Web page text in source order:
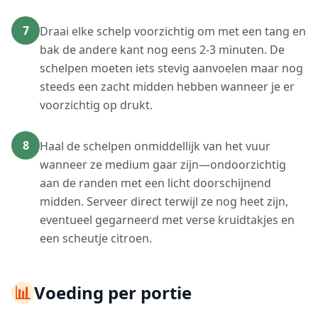
7
Draai elke schelp voorzichtig om met een tang en
bak de andere kant nog eens 2-3 minuten. De
schelpen moeten iets stevig aanvoelen maar nog
steeds een zacht midden hebben wanneer je er
voorzichtig op drukt.
8
Haal de schelpen onmiddellijk van het vuur
wanneer ze medium gaar zijn—ondoorzichtig
aan de randen met een licht doorschijnend
midden. Serveer direct terwijl ze nog heet zijn,
eventueel gegarneerd met verse kruidtakjes en
een scheutje citroen.
📊Voeding per portie